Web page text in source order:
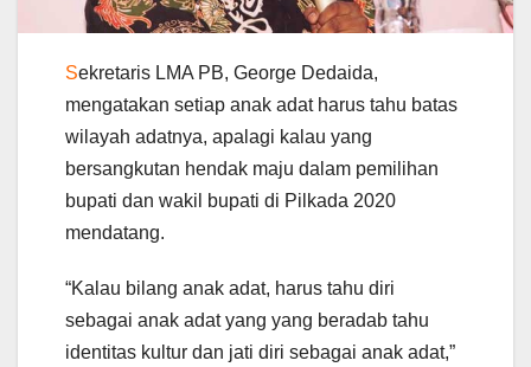
Sekretaris LMA PB, George Dedaida,
mengatakan setiap anak adat harus tahu batas
wilayah adatnya, apalagi kalau yang
bersangkutan hendak maju dalam pemilihan
bupati dan wakil bupati di Pilkada 2020
mendatang.
“Kalau bilang anak adat, harus tahu diri
sebagai anak adat yang yang beradab tahu
identitas kultur dan jati diri sebagai anak adat,”